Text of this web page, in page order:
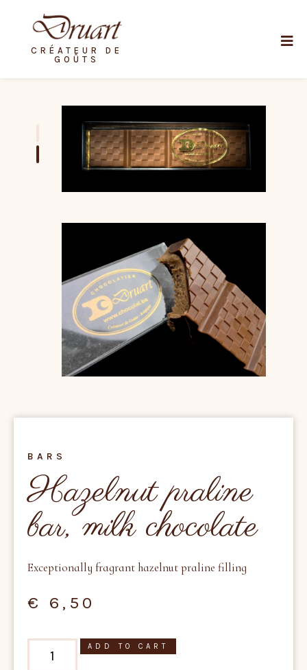
CRÉATEUR DE
GOÛTS
BARS
Hazelnut praline
bar, milk chocolate
Exceptionally fragrant hazelnut praline filling
€ 6,50
ADD TO CART